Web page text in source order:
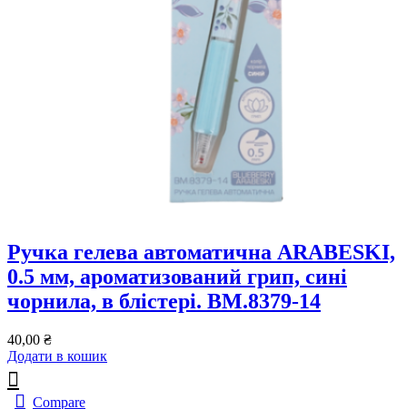
Ручка гелева автоматична ARABESKI,
0.5 мм, ароматизований грип, сині
чорнила, в блістері. BM.8379-14
40,00 ₴
Додати в кошик
Compare